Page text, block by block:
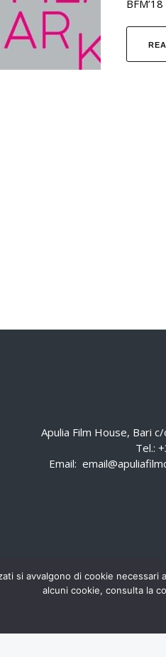
Apulia Film House, Bari
Tel.:
Email:
si avvalgono di cookie
alcuni cookie, consulta la